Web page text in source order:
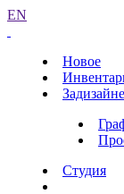
EN
Новое
Студия